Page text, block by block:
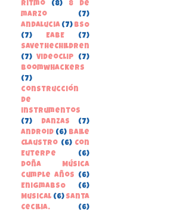
Ritmo (8)
8 de
marzo
(7)
Andalucia (7) BSO
(7)
EABE
(7)
SaveTheChildren
(7) Videoclip
(7)
boomwhackers
(7)
construcción
de
instrumentos
(7)
danzas
(7)
Android (6) Baile
Claustro (6) Con
Euterpe
(6)
Doña Música
cumple años
(6)
EnigmaBSO
(6)
Musical (6) Santa
Cecilia.
(6)